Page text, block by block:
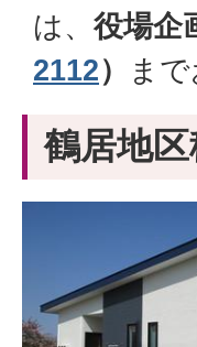
は、役場企
2112） ま
鶴居地